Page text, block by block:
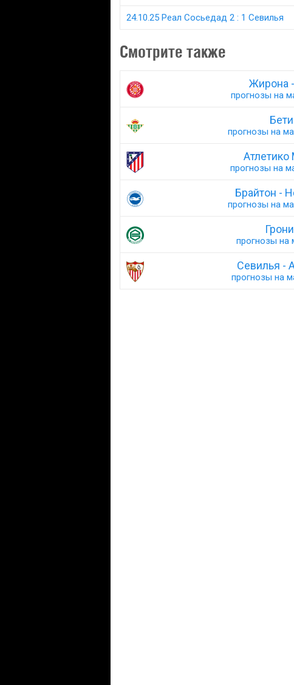
24.10.25 Реал Сосьедад 2 : 1 Севилья
Смотрите также
Жирона
прогнозы на
прогнозы на
прогнозы на
Брайтон -
прогнозы на
прогнозы на
Севилья -
прогнозы на